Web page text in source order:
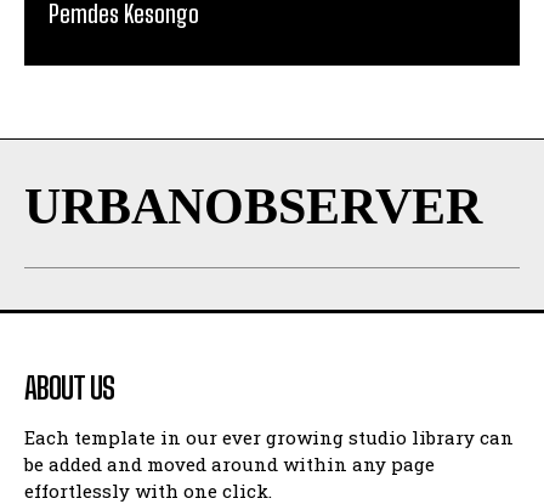
Pemdes Kesongo
URBANOBSERVER
ABOUT US
Each template in our ever growing studio library can
be added and moved around within any page
effortlessly with one click.